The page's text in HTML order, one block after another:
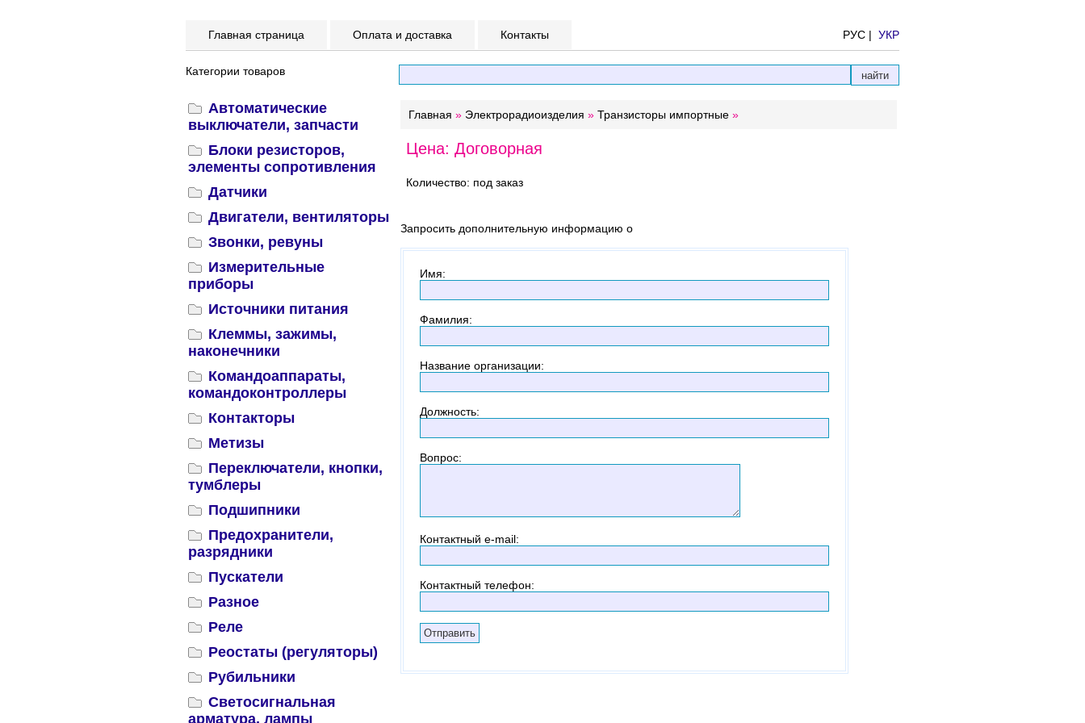
Главная страница Оплата и доставка Контакты РУС | УКР
Категории товаров
Автоматические
выключатели, запчасти
Блоки резисторов,
элементы сопротивления
Датчики
Двигатели, вентиляторы
Звонки, ревуны
Измерительные
приборы
Источники питания
Клеммы, зажимы,
наконечники
Командоаппараты,
командоконтроллеры
Контакторы
Метизы
Переключатели, кнопки,
тумблеры
Подшипники
Предохранители,
разрядники
Пускатели
Разное
Реле
Реостаты (регуляторы)
Рубильники
Светосигнальная
арматура, лампы
Главная » Электрорадиоизделия » Транзисторы импортные »
Цена: Договорная
Количество: под заказ
Запросить дополнительную информацию о
Имя:
Фамилия:
Название организации:
Должность:
Вопрос:
Контактный e-mail:
Контактный телефон: